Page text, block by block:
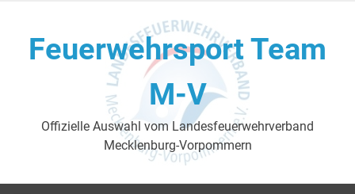
contentFeuerwehrsport Team
M-V
Offizielle Auswahl vom Landesfeuerwehrverband
Mecklenburg-Vorpommern